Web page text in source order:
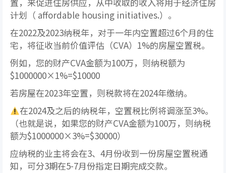
计划（ affordable housing initiatives.）。
在2022及2023纳税年，对于一年内空置超过6个月的住
宅，将征收当前价值评估（CVA）1%的房屋空置税。
例如，您的财产CVA金额为100万，则纳税额为
$1000000×1%=$10000
若房屋在2023年空置，则税款将在2024年缴纳。
在2024及之后的纳税年，空置税比例将调涨至3%。
（也就是说，如果您的财产CVA金额为100万，则纳税
额为$1000000×3%=$30000）
应纳税的业主将会在3、4月份收到一份房屋空置税通
知，可分3期在5-7月份指定日期完成交款。